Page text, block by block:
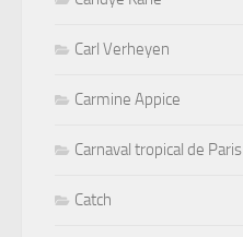
Carl Verheyen
Carmine Appice
Carnaval tropical de Paris
Catch